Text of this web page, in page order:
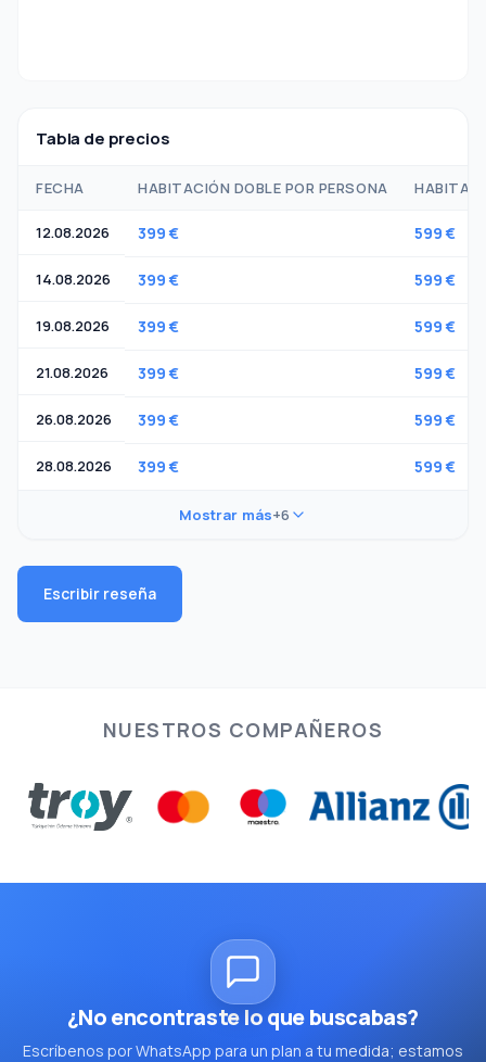
Tabla de precios
FECHA HABITACIÓN DOBLE POR PERSONA
12.08.2026 399 € 599 €
14.08.2026 399 € 599 €
19.08.2026 399 € 599 €
21.08.2026 399 € 599 €
26.08.2026 399 € 599 €
28.08.2026 399 € 599 €
Mostrar más+6
Escribir reseña
NUESTROS COMPAÑEROS
¿No encontraste lo que buscabas?
Escríbenos por WhatsApp para un plan a tu medida; estamos